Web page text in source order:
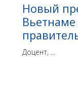
Новый
Доцент, ...